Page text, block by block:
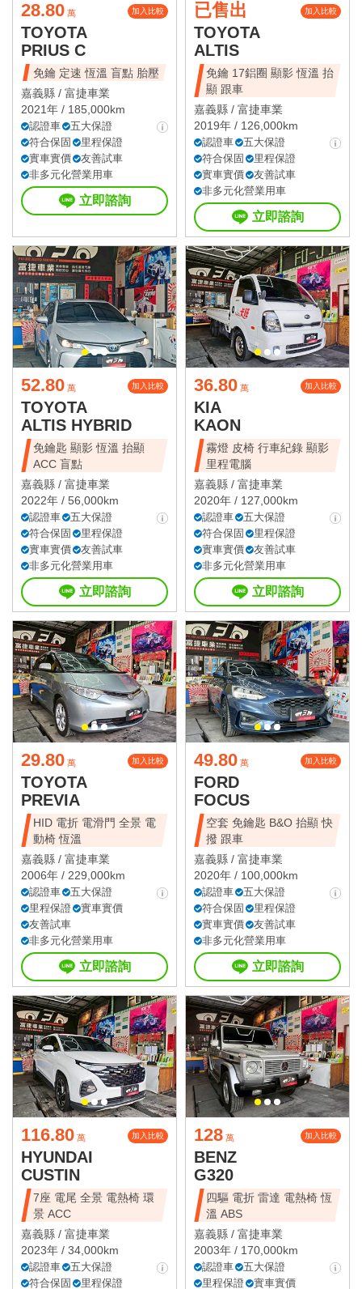
28.80 萬 加入比較
TOYOTA
PRIUS C
免鑰 定速 恆溫 盲點 胎壓
嘉義縣 / 富捷車業
2021年 / 185,000km
認證車
五大保證
符合保固
里程保證
實車實價
友善試車
非多元化營業用車
立即諮詢
已售出 加入比較
TOYOTA
ALTIS
免鑰 17鋁圈 顯影 恆溫 抬
顯 跟車
嘉義縣 / 富捷車業
2019年 / 126,000km
認證車
五大保證
符合保固
里程保證
實車實價
友善試車
非多元化營業用車
立即諮詢
52.80 萬 加入比較
TOYOTA
ALTIS HYBRID
免鑰匙 顯影 恆溫 抬顯
ACC 盲點
嘉義縣 / 富捷車業
2022年 / 56,000km
認證車
五大保證
符合保固
里程保證
實車實價
友善試車
非多元化營業用車
立即諮詢
36.80 萬 加入比較
KIA
KAON
霧燈 皮椅 行車紀錄 顯影
里程電腦
嘉義縣 / 富捷車業
2020年 / 127,000km
認證車
五大保證
符合保固
里程保證
實車實價
友善試車
非多元化營業用車
立即諮詢
29.80 萬 加入比較
TOYOTA
PREVIA
HID 電折 電滑門 全景 電
動椅 恆溫
嘉義縣 / 富捷車業
2006年 / 229,000km
認證車
五大保證
里程保證
實車實價
友善試車
非多元化營業用車
立即諮詢
49.80 萬 加入比較
FORD
FOCUS
空套 免鑰匙 B&O 抬顯 快
撥 跟車
嘉義縣 / 富捷車業
2020年 / 100,000km
認證車
五大保證
符合保固
里程保證
實車實價
友善試車
非多元化營業用車
立即諮詢
116.80 萬 加入比較
HYUNDAI
CUSTIN
7座 電尾 全景 電熱椅 環
景 ACC
嘉義縣 / 富捷車業
2023年 / 34,000km
認證車
五大保證
符合保固
里程保證
128 萬 加入比較
BENZ
G320
四驅 電折 雷達 電熱椅 恆
溫 ABS
嘉義縣 / 富捷車業
2003年 / 170,000km
認證車
五大保證
里程保證
實車實價